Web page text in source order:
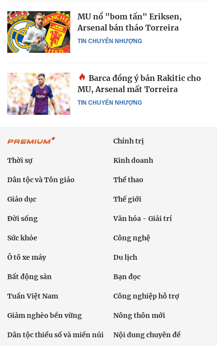
TIN CHUYỂN NHƯỢNG
MU nổ "bom tấn" Eriksen,
Arsenal bán tháo Torreira
TIN CHUYỂN NHƯỢNG
Barca đồng ý bán Rakitic cho
MU, Arsenal mất Torreira
Chính trị
Thời sự Kinh doanh
Dân tộc và Tôn giáo Thể thao
Giáo dục Thế giới
Đời sống Văn hóa - Giải trí
Sức khỏe Công nghệ
Ô tô xe máy Du lịch
Bất động sản Bạn đọc
Tuần Việt Nam Công nghiệp hỗ trợ
Giảm nghèo bền vững Nông thôn mới
Dân tộc thiểu số và miền núi Nội dung chuyên đề